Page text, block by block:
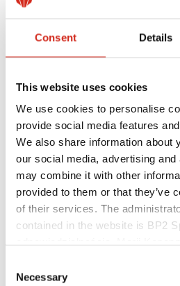
Consent Details
This website uses cookies
We use cookies to personalise
provide social media features
We also share information about
our social media, advertising
may combine it with other
provided to them or that they’ve
of their services. The
contained in the website is BP2
121387608.
Selection
Necessary
Platintojai
Kliento sritis –
Parsisiunčiami failai
Rinkodaros
Optimizuoti stogą